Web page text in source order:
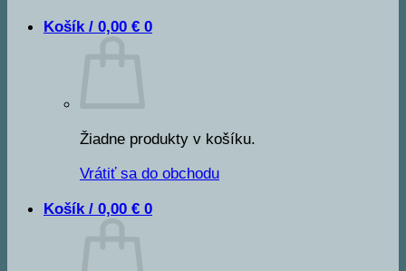
Košík / 0,00 € 0
Žiadne produkty v košíku.
Vrátiť sa do obchodu
Košík / 0,00 € 0